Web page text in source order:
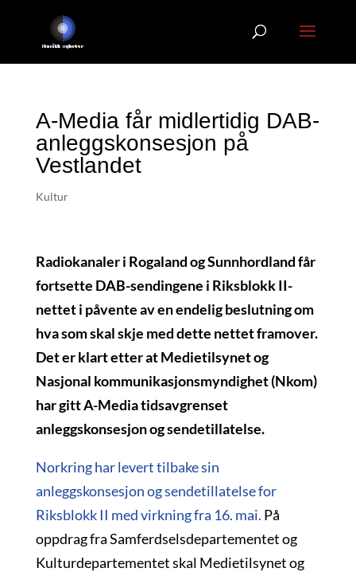
A-Media får midlertidig DAB-
anleggskonsesjon på
Vestlandet
Kultur
Radiokanaler i Rogaland og Sunnhordland får
fortsette DAB-sendingene i Riksblokk II-
nettet i påvente av en endelig beslutning om
hva som skal skje med dette nettet framover.
Det er klart etter at Medietilsynet og
Nasjonal kommunikasjonsmyndighet (Nkom)
har gitt A-Media tidsavgrenset
anleggskonsesjon og sendetillatelse.
Norkring har levert tilbake sin
anleggskonsesjon og sendetillatelse for
Riksblokk II med virkning fra 16. mai. På
oppdrag fra Samferdselsdepartementet og
Kulturdepartementet skal Medietilsynet og